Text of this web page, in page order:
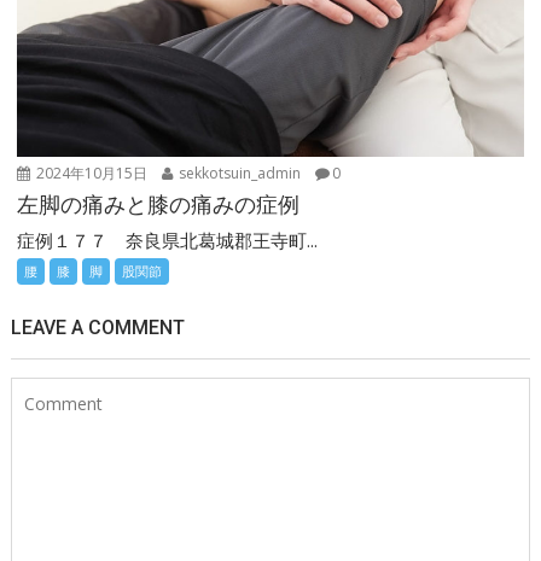
2024年10月15日 sekkotsuin_admin 0
左脚の痛みと膝の痛みの症例
症例１７７ 奈良県北葛城郡王寺町...
腰 膝 脚 股関節
LEAVE A COMMENT